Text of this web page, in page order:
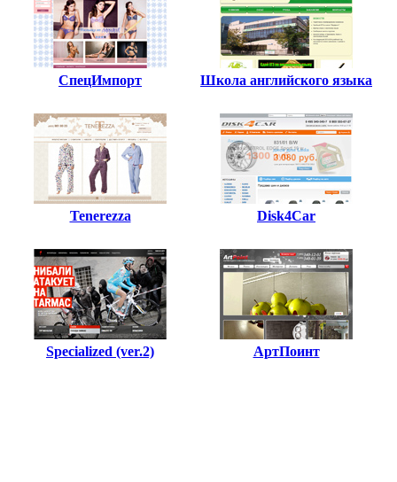
СпецИмпорт Школа английского языка
Tenerezza Disk4Car
Specialized (ver.2) АртПоинт